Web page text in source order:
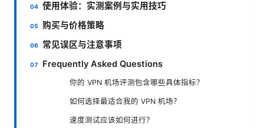
使用体验：实测案例与实用技巧
购买与价格策略
常见误区与注意事项
Frequently Asked Questions
你的 VPN 机场评测包含哪些具体指标？
如何选择最适合我的 VPN 机场？
速度测试应该如何进行？